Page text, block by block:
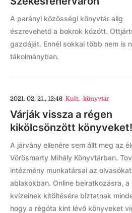
A parányi közösségi könyvtár alig
észrevehető a bokrok között.
gazdáját. Ennél sokkal több nem is
tákolmányban.
2021. 02. 21., 12:46 Kult, könyvtár
Várják vissza a régen
kikölcsönzött könyveket!
A járvány ellenére sem állt meg az
Vörösmarty Mihály Könyvtárban.
intézmény munkatársai az
ablakokban. Online beiratkozásra,
kvízeinek kitöltésére biztatnak
hogy a régóta kint lévő könyveket